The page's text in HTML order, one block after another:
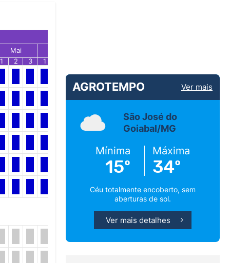
Mai
1 2 3 1
AGROTEMPO Ver mais
São José do
Goiabal/MG
Mínima
15º
Máxima
34º
Céu totalmente encoberto, sem
aberturas de sol.
Ver mais detalhes